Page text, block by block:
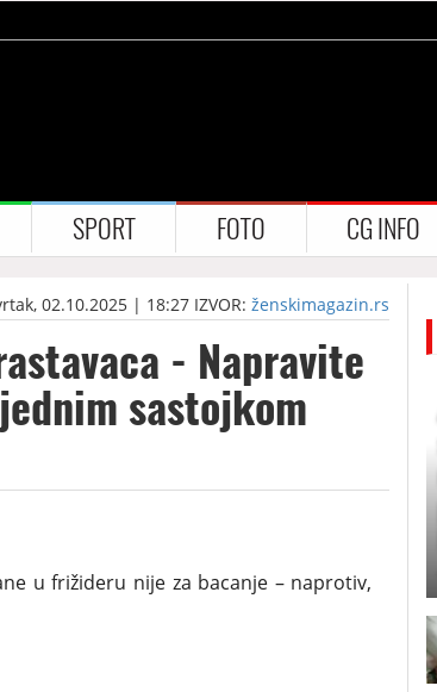
SPORT FOTO CG INFO
02.10.2025 | 18:27 IZVOR:ženskimagazin.rs
- Napravite
jednim sastojkom
u frižideru nije za bacanje – naprotiv,